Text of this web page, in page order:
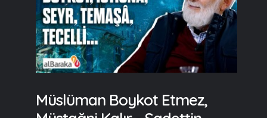
Müslüman Boykot Etmez,